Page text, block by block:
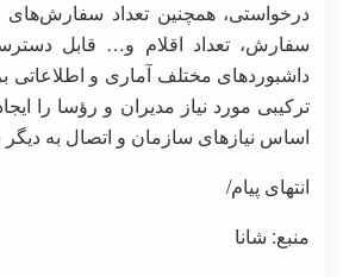
درخواستی، همچنین تعداد
سفارش، تعداد اقلام و… قابل
داشبوردهای مختلف آماری و
ترکیبی مورد نیاز مدیران و رؤسا را
اساس نیازهای سازمان و اتصال به دیگر
انتهای پیام/
منبع: شانا